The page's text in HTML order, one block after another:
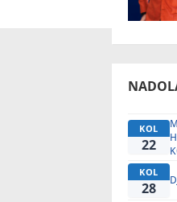
KOL
22
KOL
28